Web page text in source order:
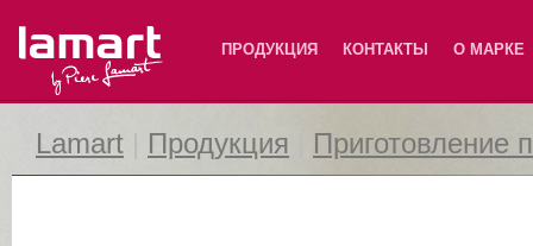
Lamart ПРОДУКЦИЯ КОНТАКТЫ О МАРКЕ
Lamart Продукция Приготовление